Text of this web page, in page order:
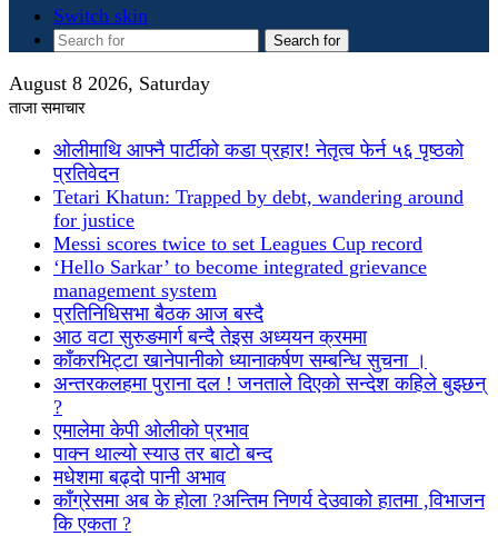
Switch skin
Search for
August 8 2026, Saturday
ताजा समाचार
ओलीमाथि आफ्नै पार्टीको कडा प्रहार! नेतृत्व फेर्न ५६ पृष्ठको
प्रतिवेदन
Tetari Khatun: Trapped by debt, wandering around
for justice
Messi scores twice to set Leagues Cup record
‘Hello Sarkar’ to become integrated grievance
management system
प्रतिनिधिसभा बैठक आज बस्दै
आठ वटा सुरुङमार्ग बन्दै तेइस अध्ययन क्रममा
काँकरभिट्टा खानेपानीको ध्यानाकर्षण सम्बन्धि सुचना ।
अन्तरकलहमा पुराना दल ! जनताले दिएको सन्देश कहिले बुझ्छन्
?
एमालेमा केपी ओलीको प्रभाव
पाक्न थाल्यो स्याउ तर बाटो बन्द
मधेशमा बढ्दो पानी अभाव
काँग्रेसमा अब के होला ?अन्तिम निणर्य देउवाको हातमा ,विभाजन
कि एकता ?